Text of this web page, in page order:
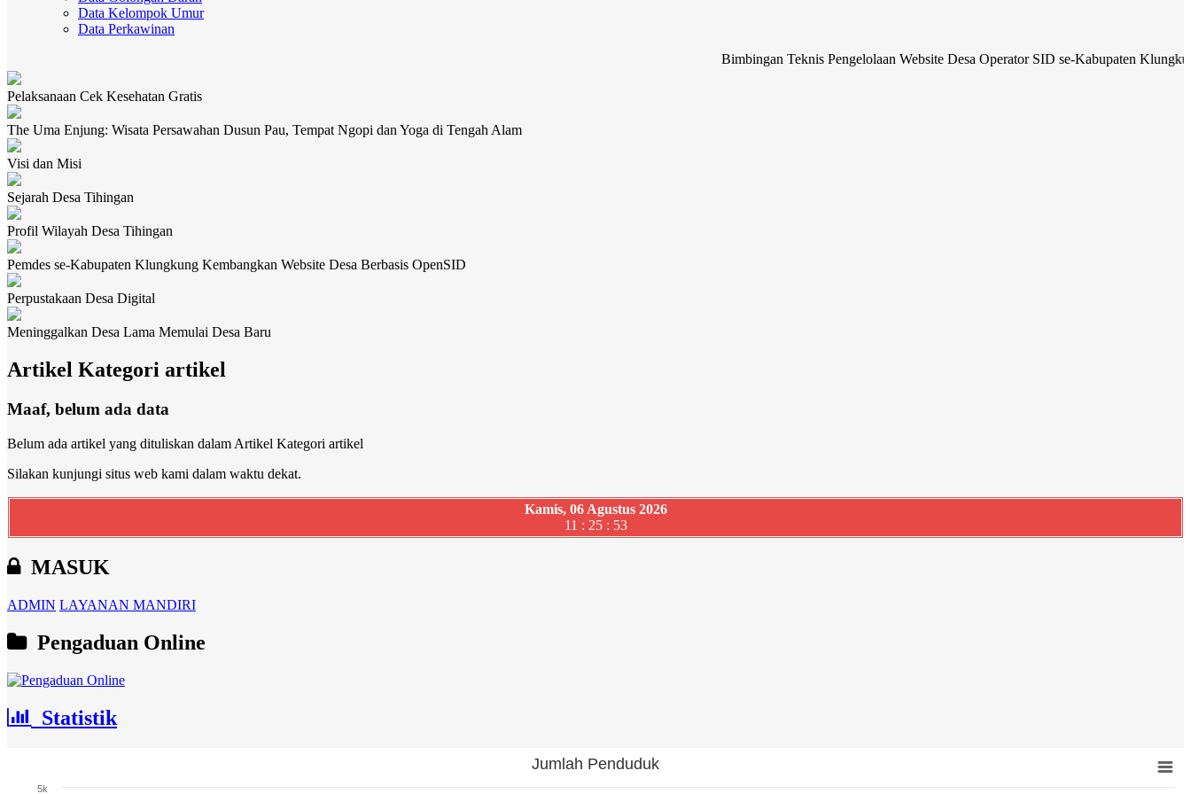
Data Kelompok Umur
Data Perkawinan
Bimbingan Teknis Pengelolaan Website Desa Operator SID se-Kabupaten Klungkung
Pelaksanaan Cek Kesehatan Gratis
The Uma Enjung: Wisata Persawahan Dusun Pau, Tempat Ngopi dan Yoga di Tengah Alam
Visi dan Misi
Sejarah Desa Tihingan
Profil Wilayah Desa Tihingan
Pemdes se-Kabupaten Klungkung Kembangkan Website Desa Berbasis OpenSID
Perpustakaan Desa Digital
Meninggalkan Desa Lama Memulai Desa Baru
Artikel Kategori artikel
Maaf, belum ada data
Belum ada artikel yang dituliskan dalam Artikel Kategori artikel
Silakan kunjungi situs web kami dalam waktu dekat.
Kamis, 06 Agustus 2026
11 : 25 : 54
MASUK
ADMIN LAYANAN MANDIRI
Pengaduan Online
Statistik
Jumlah Penduduk
5k